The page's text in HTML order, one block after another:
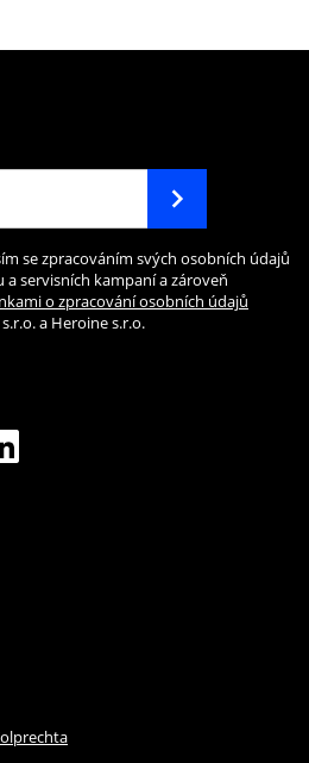
se zpracováním svých osobních údajů
servisních kampaní a zároveň
o zpracování osobních údajů
a Heroine s.r.o.